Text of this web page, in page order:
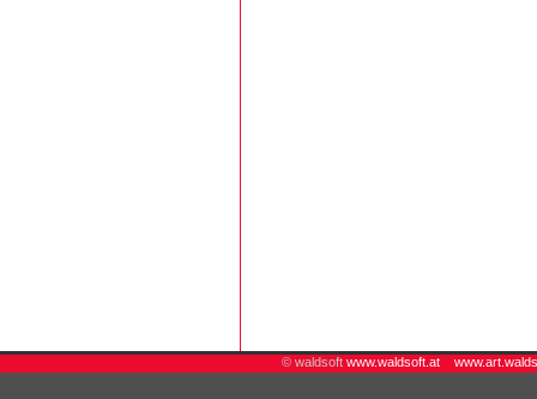
© waldsoft www.waldsoft.at